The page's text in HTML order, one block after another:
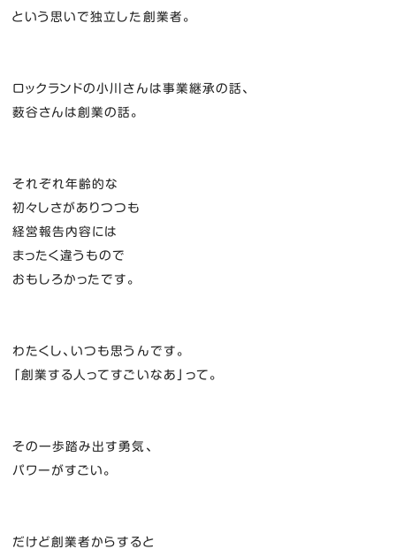
という思いで独立した創業者。
ロックランドの小川さんは事業継承の話、
薮谷さんは創業の話。
それぞれ年齢的な
初々しさがありつつも
経営報告内容には
まったく違うもので
おもしろかったです。
わたくし、いつも思うんです。
「創業する人ってすごいなあ」って。
その一歩踏み出す勇気、
パワーがすごい。
だけど創業者からすると